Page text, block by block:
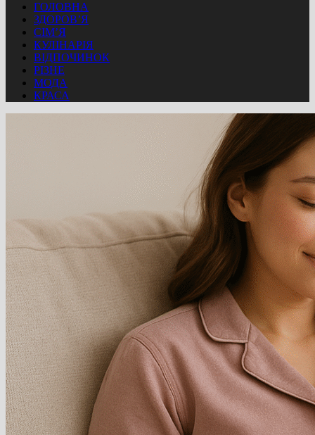
ГОЛОВНА
ЗДОРОВ’Я
СІМ’Я
КУЛІНАРІЯ
ВІДПОЧИНОК
РІЗНЕ
МОДА
КРАСА